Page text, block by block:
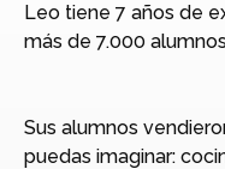
Leo tiene 7 años de
más de 7.000
Sus alumnos
puedas imaginar: